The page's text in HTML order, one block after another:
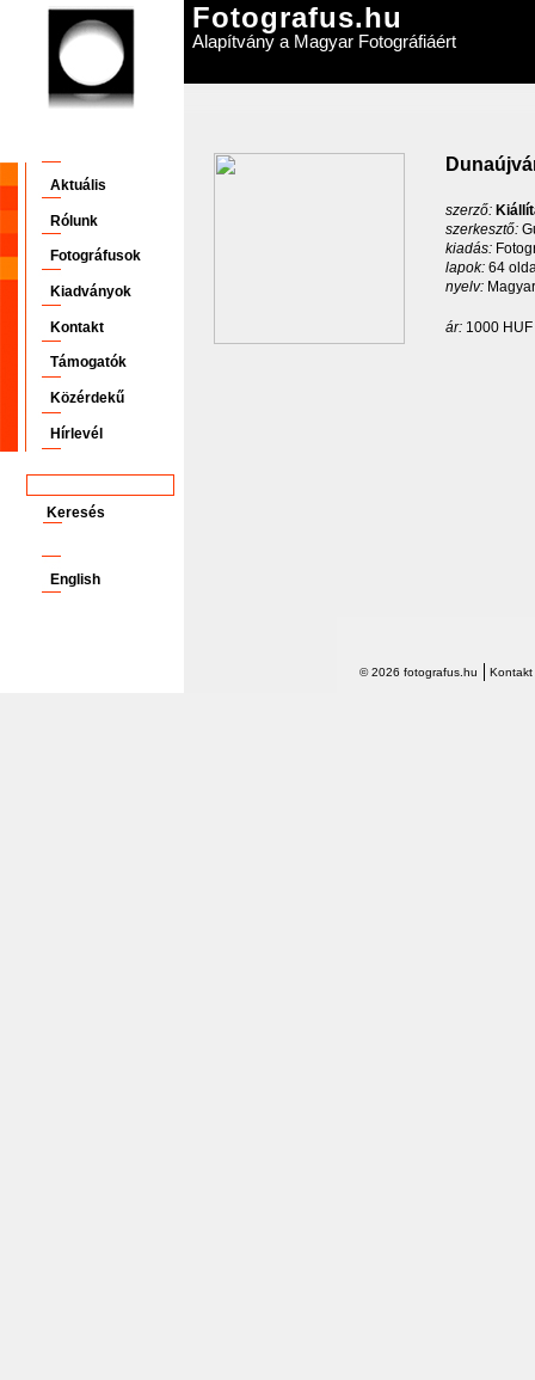
Fotografus.hu
Alapítvány a Magyar Fotográfiáért
Aktuális
Rólunk
Fotográfusok
Kiadványok
Kontakt
Támogatók
Közérdekű
Hírlevél
English
szerző:
szerkesztő:
kiadás:
lapok: 64
nyelv:
ár: 1000
© 2026 fotografus.hu Kontakt